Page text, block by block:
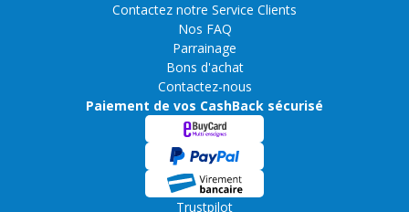
Contactez notre Service Clients
Nos FAQ
Parrainage
Bons d'achat
Contactez-nous
Paiement de vos CashBack sécurisé
Trustpilot